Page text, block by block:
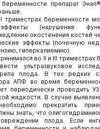
препарат
триместрах беременности
эффекты (нарушение
окостенения костей
эффекты (почечную
гиперкалиемию).
во II и III триместрах
ультразвуковое
плода. В тех редких
АПФ во время
периодически проводить
жидкости. В случае
прекратить
знать, что
плода. Если